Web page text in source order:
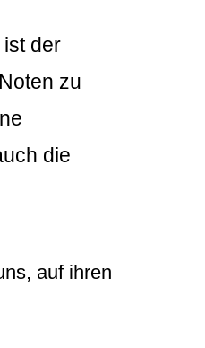
der
zu
die
auf ihren